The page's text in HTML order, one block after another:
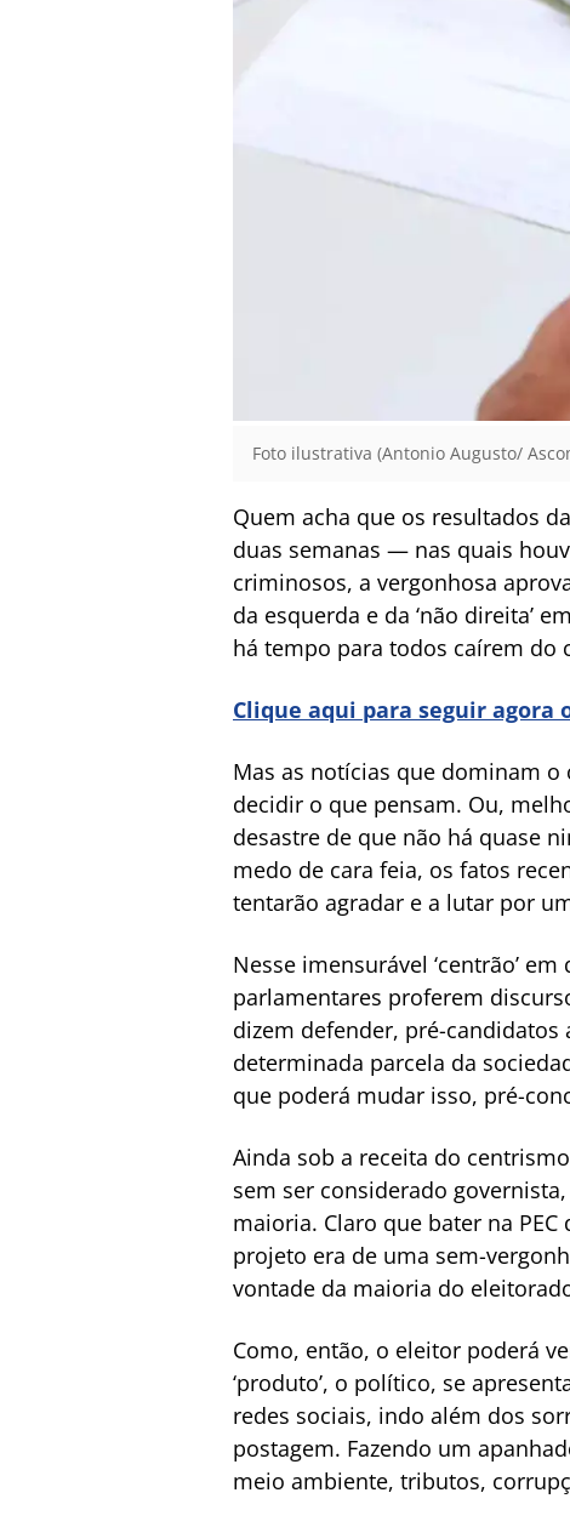
Foto ilustrativa (Antonio Augusto/
Quem acha que os resultados
duas semanas — nas quais
criminosos, a vergonhosa
da esquerda e da ‘não direita’
há tempo para todos caírem do
Clique aqui para seguir agora
Mas as notícias que dominam
decidir o que pensam. Ou,
desastre de que não há quase
medo de cara feia, os fatos
tentarão agradar e a lutar por
Nesse imensurável ‘centrão’
parlamentares proferem
dizem defender, pré-candidatos
determinada parcela da
que poderá mudar isso, pré-
Ainda sob a receita do
sem ser considerado
maioria. Claro que bater na
projeto era de uma sem-
vontade da maioria do
Como, então, o eleitor poderá
‘produto’, o político, se
redes sociais, indo além dos
postagem. Fazendo um
meio ambiente, tributos,